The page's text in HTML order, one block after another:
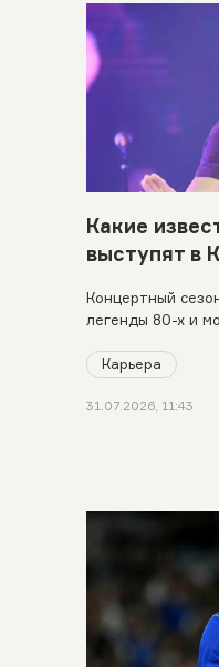
Какие
выступят в
Концертный
легенды 80-х и
Карьера
31.07.2026, 11:43